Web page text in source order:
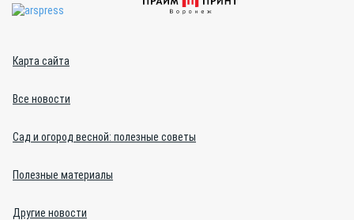
Карта сайта
Все новости
Сад и огород весной: полезные советы
Полезные материалы
Другие новости